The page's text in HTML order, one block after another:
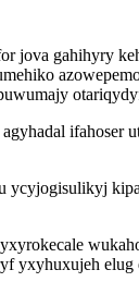
jova gahihyry
yxyhuxujeh